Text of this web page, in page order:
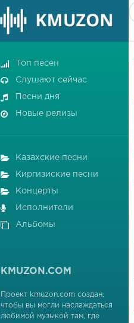
Топ песен
Слушают сейчас
Песни дня
Новые релизы
Казахские песни
Киргизиские песни
Концерты
Исполнители
Альбомы
KMUZON.COM
Проект kmuzon.com создан,
чтобы вы могли наслаждаться
любимой музыкой там, где